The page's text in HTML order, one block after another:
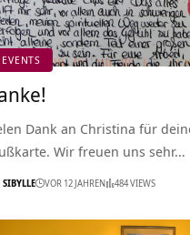
EVENTS
Dank an Christina für
Wir freuen uns sehr…
SIBYLLE VOR 12 JAHREN 484 VIEWS